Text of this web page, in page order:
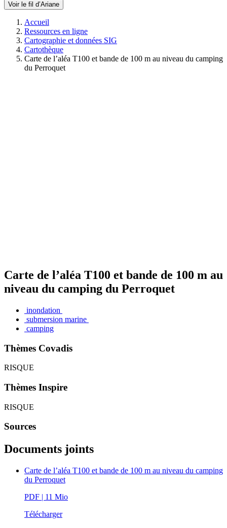
Voir le fil d’Ariane
Accueil
Ressources en ligne
Cartographie et données SIG
Cartothèque
Carte de l’aléa T100 et bande de 100 m au niveau du camping
du Perroquet
Carte de l’aléa T100 et bande de 100 m au
niveau du camping du Perroquet
inondation
submersion marine
camping
Thèmes Covadis
RISQUE
Thèmes Inspire
RISQUE
Sources
Documents joints
Carte de l’aléa T100 et bande de 100 m au niveau du camping
du Perroquet
PDF | 11 Mio
Télécharger